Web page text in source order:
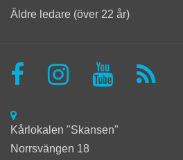
Äldre ledare (över 22 år)
Kårlokalen "Skansen"
Norrsvängen 18